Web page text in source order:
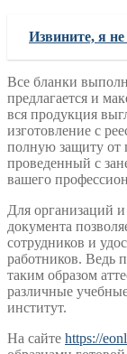
Извините, я
Все бланки
предлагается и
вся продукция
изготовление с
полную защиту от
проведенный с
вашего
Для организаций
документа
сотрудников и
работников. Ведь
таким образом
различные
институт.
На сайте https://